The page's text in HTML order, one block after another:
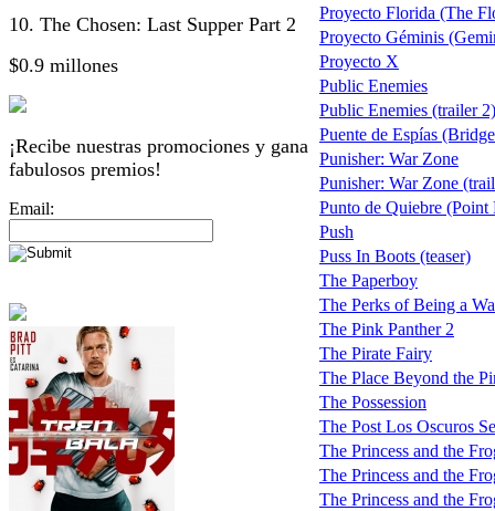
10. The Chosen: Last Supper Part 2
$0.9 millones
¡Recibe nuestras promociones y gana
fabulosos premios!
Email:
Proyecto Florida (The
Proyecto Géminis
Proyecto X
Public Enemies
Public Enemies (trailer 2)
Puente de Espías
Punisher: War Zone
Punisher: War Zone
Punto de Quiebre (Point
Push
Puss In Boots (teaser)
The Paperboy
The Perks of Being a
The Pink Panther 2
The Pirate Fairy
The Place Beyond the
The Possession
The Post Los Oscuros
The Princess and the
The Princess and the
The Princess and the